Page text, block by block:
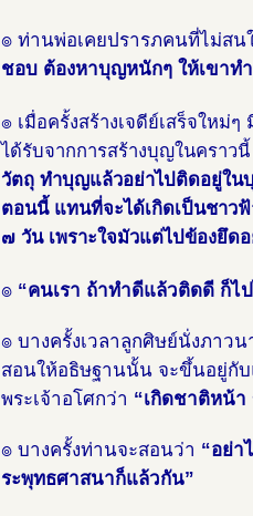
๏ ท่านพ่อเคยปรารภคนที่ไม่ส
ชอบ ต้องหาบุญหนักๆ ให้เขาทำ
๏ เมื่อครั้งสร้างเจดีย์เสร็จให
ได้รับจากการสร้างบุญในคราว
วัตถุ ทำบุญแล้วอย่าไปติดอยู่ใน
ตอนนี้ แทนที่จะได้เกิดเป็นชาวฟ้
๗ วัน เพราะใจมัวแต่ไปข้องยึด
๏ “คนเรา ถ้าทำดีแล้วติดดี ก็ไ
๏ บางครั้งเวลาลูกศิษย์นั่งภาว
สอนให้อธิษฐานนั้น จะขึ้นอยู่กั
พระเจ้าอโศกว่า “เกิดชาติหน้า
๏ บางครั้งท่านจะสอนว่า “อย่า
ระพุทธศาสนาก็แล้วกัน”